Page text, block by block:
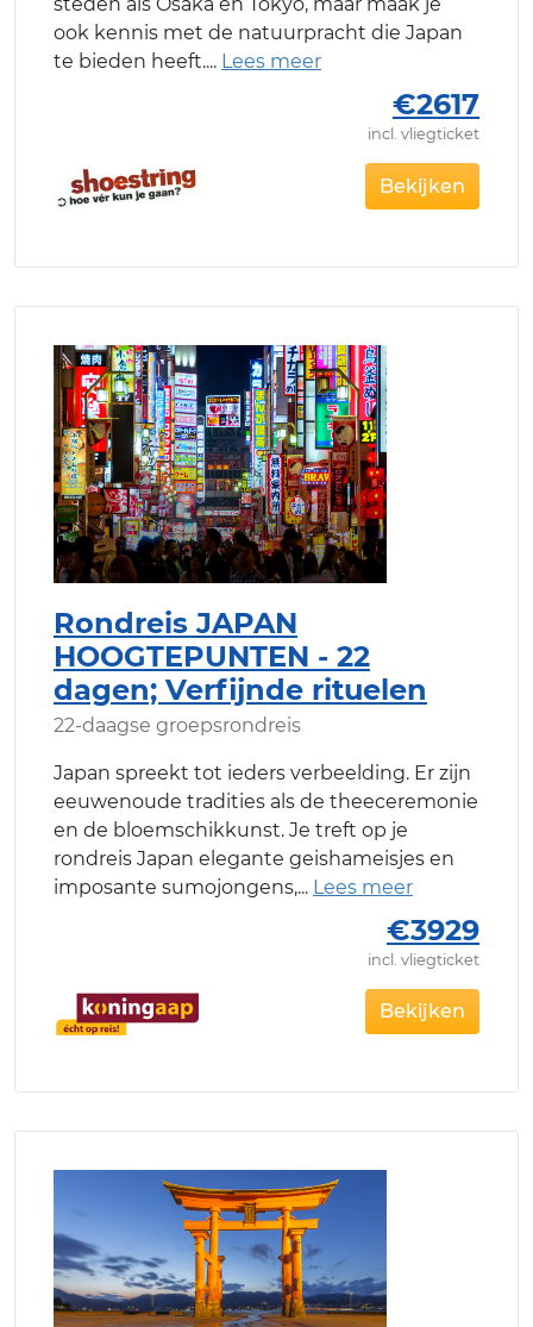
steden als Osaka en Tokyo, maar maak je
ook kennis met de natuurpracht die Japan
te bieden heeft.
€2617
incl. vliegticket
Bekijken
Rondreis JAPAN
HOOGTEPUNTEN - 22
dagen; Verfijnde rituelen
22-daagse groepsrondreis
Japan spreekt tot ieders verbeelding. Er zijn
eeuwenoude tradities als de theeceremonie
en de bloemschikkunst. Je treft op je
rondreis Japan elegante geishameisjes en
imposante sumojongens,
€3929
incl. vliegticket
Bekijken